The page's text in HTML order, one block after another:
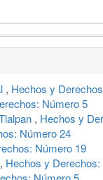
, Hechos y
Número 5
, Hechos y
Número 24
Número 19
, Hechos y